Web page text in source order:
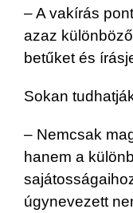
– A vakírás
azaz
betűket és
Sokan
– Nemcsak
hanem a
úgynevezett